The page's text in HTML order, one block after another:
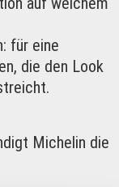
für eine
die den Look
Michelin die